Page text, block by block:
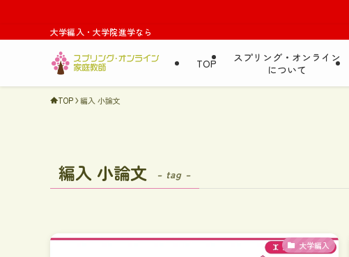
大学編入・大学院進学なら
TOP
スプリング・オンライン
について
TOP 編入 小論文
編入 小論文 – tag –
大学編入